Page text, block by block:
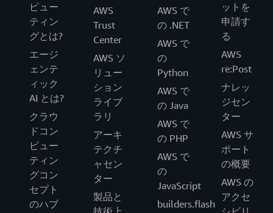
ピュー
ティン
グとは?
エージ
ェンテ
ィック
AI とは?
クラウ
ドコン
ピュー
ティン
グコン
セプト
のハブ
AWS
Trust
Center
AWS ソ
リュー
ション
ライブ
ラリ
アーキ
テクチ
ャセン
ター
製品と
AWS で
の .NET
AWS で
の
Python
AWS で
の Java
AWS で
の PHP
AWS で
の
JavaScript
builders.flash
ットを
申請す
る
AWS
re:Post
ナレッ
ジセン
ター
AWS サ
ポート
の概要
AWS の
アクセ